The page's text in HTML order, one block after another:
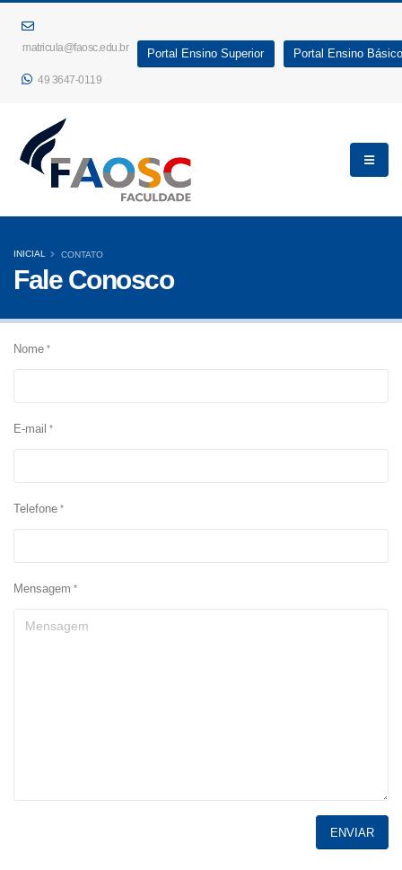
matricula@faosc.edu.br
49 3647-0119
Portal Ensino Superior Portal Ensino
INICIAL CONTATO
Fale Conosco
Nome
E-mail
Telefone
Mensagem